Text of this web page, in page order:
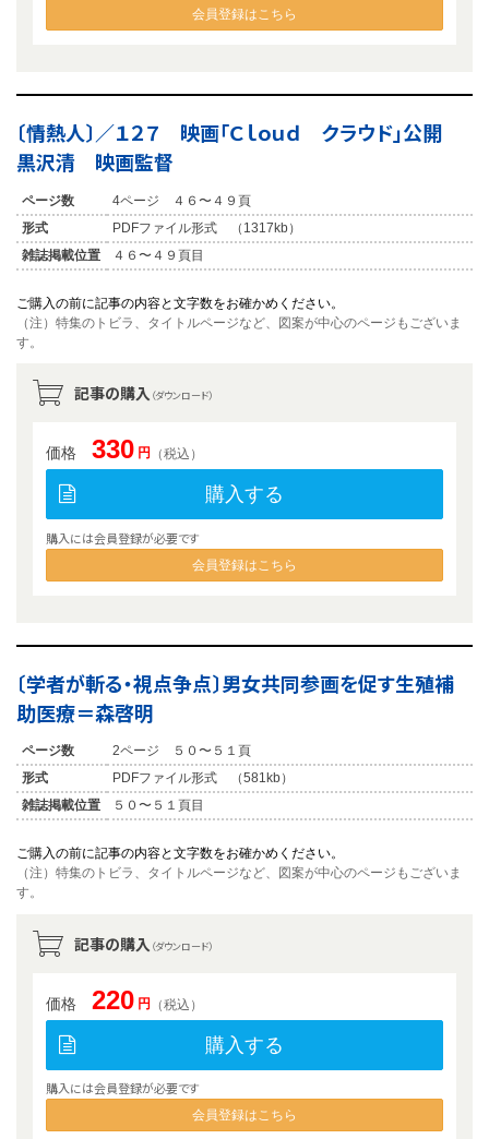
会員登録はこちら
〔情熱人〕／１２７ 映画「Ｃｌｏｕｄ クラウド」公開
黒沢清 映画監督
ページ数
4ページ ４６〜４９頁
形式
PDFファイル形式 （1317kb）
雑誌掲載位置
４６〜４９頁目
ご購入の前に記事の内容と文字数をお確かめください。
（注）特集のトビラ、タイトルページなど、図案が中心のページもございま
す。
記事の購入 （ダウンロード）
価格 330 円 （税込）
購入する
購入には会員登録が必要です
会員登録はこちら
〔学者が斬る・視点争点〕男女共同参画を促す生殖補
助医療＝森啓明
ページ数
2ページ ５０〜５１頁
形式
PDFファイル形式 （581kb）
雑誌掲載位置
５０〜５１頁目
ご購入の前に記事の内容と文字数をお確かめください。
（注）特集のトビラ、タイトルページなど、図案が中心のページもございま
す。
記事の購入 （ダウンロード）
価格 220 円 （税込）
購入する
購入には会員登録が必要です
会員登録はこちら